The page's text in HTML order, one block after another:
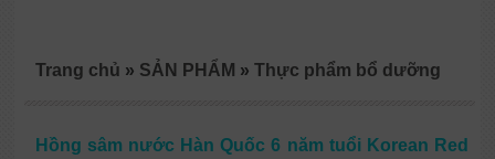
Hồng sâm nước Hàn Quốc 6 năm tuổi Korean Red
Trang chủ » SẢN PHẨM » Thực phẩm bổ dưỡng